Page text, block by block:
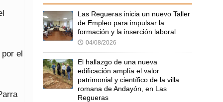
el
Las Regueras inicia un nuevo Taller
de Empleo para impulsar la
formación y la inserción laboral
🕔 04/08/2026
El hallazgo de una nueva
edificación amplía el valor
patrimonial y científico de la villa
romana de Andayón, en Las
Regueras